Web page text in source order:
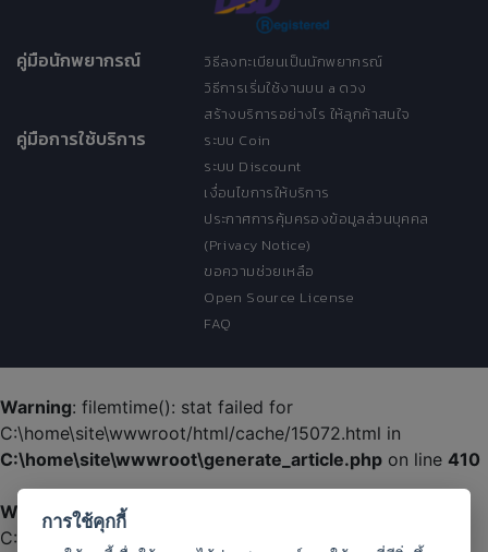
คู่มือนักพยากรณ์
วิธีลงทะเบียนเป็นนักพยากรณ์
วิธีการเริ่มใช้งานบน a ดวง
สร้างบริการอย่างไร ให้ลูกค้าสนใจ
คู่มือการใช้บริการ
ระบบ Coin
ระบบ Discount
เงื่อนไขการให้บริการ
ประกาศการคุ้มครองข้อมูลส่วนบุคคล
(Privacy Notice)
ขอความช่วยเหลือ
Open Source License
FAQ
Warning: filemtime(): stat failed for
C:\home\site\wwwroot/html/cache/15072.html in
C:\home\site\wwwroot\generate_article.php on line 410
Warning: filemtime(): stat failed for
C:\home\site\wwwroot/html/cache/15072.html in
การใช้คุกกี้